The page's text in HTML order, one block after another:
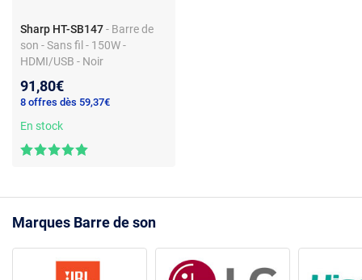
Sharp HT-SB147- Barre de
son - Sans fil - 150W -
HDMI/USB - Noir
91,80€
8 offres dès 59,37€
En stock
Marques Barre de son